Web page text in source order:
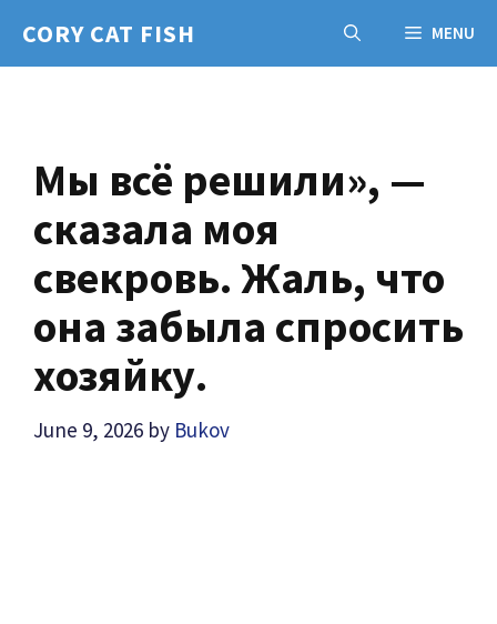
CORY CAT FISH MENU
Мы всё решили», —
сказала моя
свекровь. Жаль, что
она забыла спросить
хозяйку.
June 9, 2026 by Bukov